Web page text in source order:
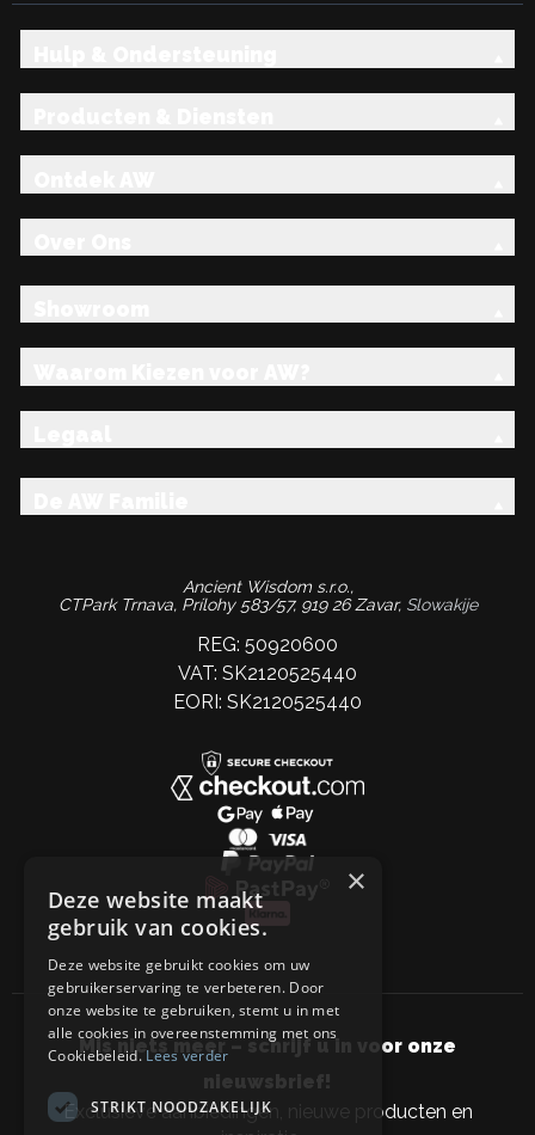
Ancient Wisdom s.r.o.,
CTPark Trnava, Prílohy 583/57, 919 26 Zavar, Slowakije
REG: 50920600
VAT: SK2120525440
EORI: SK2120525440
Mis niets meer – schrijf u in voor onze
nieuwsbrief!
Exclusieve aanbiedingen, nieuwe producten en
×
Deze website maakt
gebruik van cookies.
Deze website gebruikt cookies om uw
gebruikerservaring te verbeteren. Door
onze website te gebruiken, stemt u in met
alle cookies in overeenstemming met ons
Cookiebeleid.Lees verder
STRIKT NOODZAKELIJK